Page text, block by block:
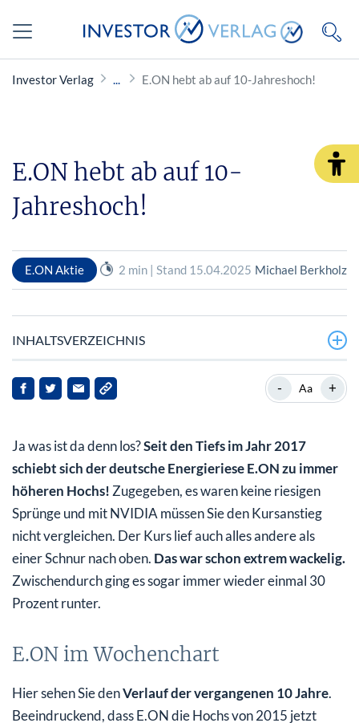
Investor Verlag E.ON hebt ab auf 10-Jahreshoch!
E.ON hebt ab auf 10-
Jahreshoch!
E.ON Aktie 2 min | Stand 15.04.2025 Michael Berkholz
INHALTSVERZEICHNIS
E.ON im Wochenchart
Deutsche Gewinner und Verlierer
- Aa +
Ja was ist da denn los?Seit den Tiefs im Jahr 2017
schiebt sich der deutsche Energieriese E.ON zu immer
höheren Hochs! Zugegeben, es waren keine riesigen
Sprünge und mit NVIDIA müssen Sie den Kursanstieg
nicht vergleichen. Der Kurs lief auch alles andere als
einer Schnur nach oben. Das war schon extrem wackelig.
Zwischendurch ging es sogar immer wieder einmal 30
Prozent runter.
E.ON im Wochenchart
Hier sehen Sie denVerlauf der vergangenen 10 Jahre.
Beeindruckend, dass E.ON die Hochs von 2015 jetzt